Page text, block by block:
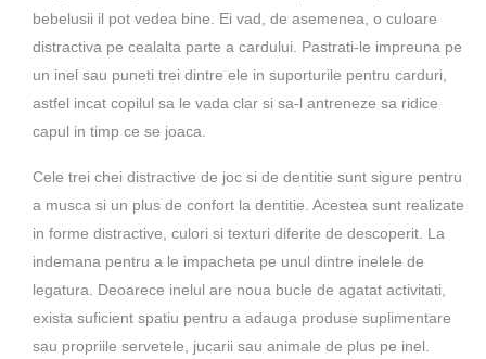
bebelusii il pot vedea bine. Ei vad, de asemenea, o culoare
distractiva pe cealalta parte a cardului. Pastrati-le impreuna pe
un inel sau puneti trei dintre ele in suporturile pentru carduri,
astfel incat copilul sa le vada clar si sa-l antreneze sa ridice
capul in timp ce se joaca.
Cele trei chei distractive de joc si de dentitie sunt sigure pentru
a musca si un plus de confort la dentitie. Acestea sunt realizate
in forme distractive, culori si texturi diferite de descoperit. La
indemana pentru a le impacheta pe unul dintre inelele de
legatura. Deoarece inelul are noua bucle de agatat activitati,
exista suficient spatiu pentru a adauga produse suplimentare
sau propriile servetele, jucarii sau animale de plus pe inel.